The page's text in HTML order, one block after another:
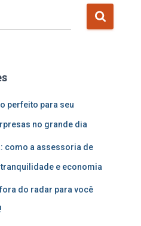
perfeito para seu
no grande dia
como a assessoria de
e economia
do radar para você